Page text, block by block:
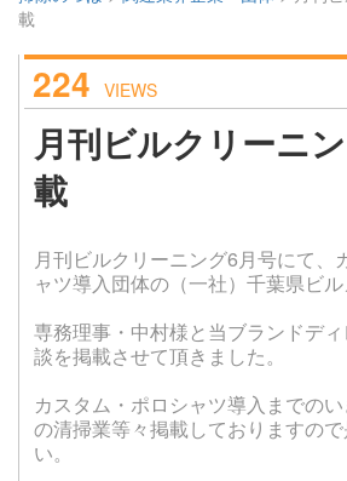
載
224 VIEWS
月刊ビルクリーニ
載
月刊ビルクリーニング6月号にて、
ャツ導入団体の（一社）千葉県ビ
専務理事・中村様と当ブランドデ
談を掲載させて頂きました。
カスタム・ポロシャツ導入までの
の清掃業等々掲載しておりますの
い。